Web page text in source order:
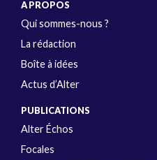
A PROPOS
Qui sommes-nous ?
La rédaction
Boîte à idées
Actus d’Alter
PUBLICATIONS
Alter Échos
Focales